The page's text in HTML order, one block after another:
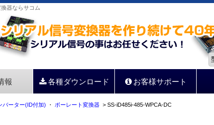
器ならサコム
報 各種ダウンロード お客様サポート
バーター(ID付加) ・ ボーレート変換器 > SS-iD485i-485-WPCA-DC